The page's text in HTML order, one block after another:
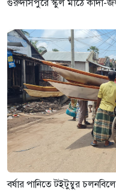
গুরুদাসপুরে স্কুল মাঠে কাদা-জল
বর্ষার পানিতে টইটুম্বুর